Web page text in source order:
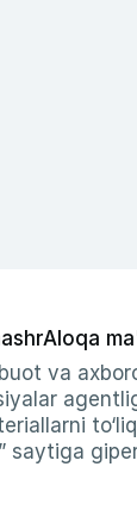
Aloqa
va